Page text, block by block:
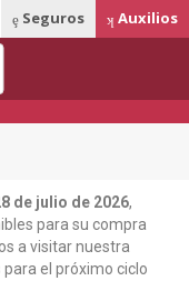
Auxilios
Seguros
de julio de 2026,
para su compra
a visitar nuestra
el próximo ciclo